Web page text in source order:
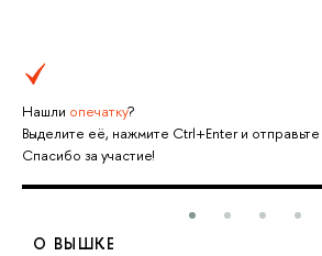
Нашли опечатку?
Выделите её, нажмите Ctrl+Enter и
Спасибо за участие!
О ВЫШКЕ